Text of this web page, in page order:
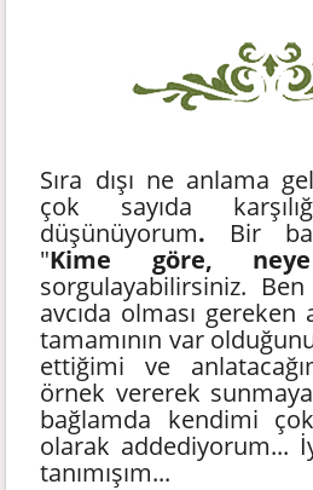
Sıra dışı ne anlama
çok sayıda
düşünüyorum. Bir
"Kime göre,
sorgulayabilirsiniz.
avcıda olması
tamamının var
ettiğimi ve
örnek vererek sunmaya
bağlamda kendimi
olarak addediyorum...
tanımışım...